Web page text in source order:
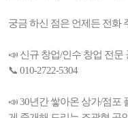
궁금 하신 점은 언제든 전화
📣 신규 창업/인수 창업 전
📞 010-2722-5304
📣 30년간 쌓아온 상가/점포